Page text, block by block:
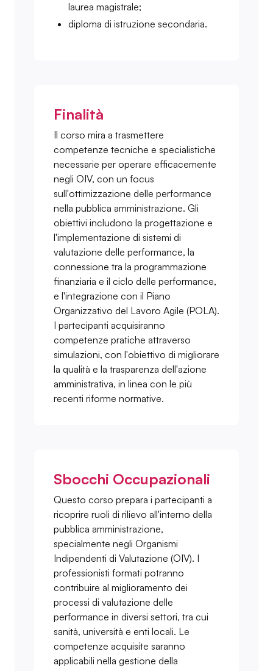
laurea magistrale;
diploma di istruzione secondaria.
Finalità
Il corso mira a trasmettere
competenze tecniche e specialistiche
necessarie per operare efficacemente
negli OIV, con un focus
sull'ottimizzazione delle performance
nella pubblica amministrazione. Gli
obiettivi includono la progettazione e
l'implementazione di sistemi di
valutazione delle performance, la
connessione tra la programmazione
finanziaria e il ciclo delle performance,
e l'integrazione con il Piano
Organizzativo del Lavoro Agile (POLA).
I partecipanti acquisiranno
competenze pratiche attraverso
simulazioni, con l'obiettivo di migliorare
la qualità e la trasparenza dell'azione
amministrativa, in linea con le più
recenti riforme normative.
Sbocchi Occupazionali
Questo corso prepara i partecipanti a
ricoprire ruoli di rilievo all'interno della
pubblica amministrazione,
specialmente negli Organismi
Indipendenti di Valutazione (OIV). I
professionisti formati potranno
contribuire al miglioramento dei
processi di valutazione delle
performance in diversi settori, tra cui
sanità, università e enti locali. Le
competenze acquisite saranno
applicabili nella gestione della